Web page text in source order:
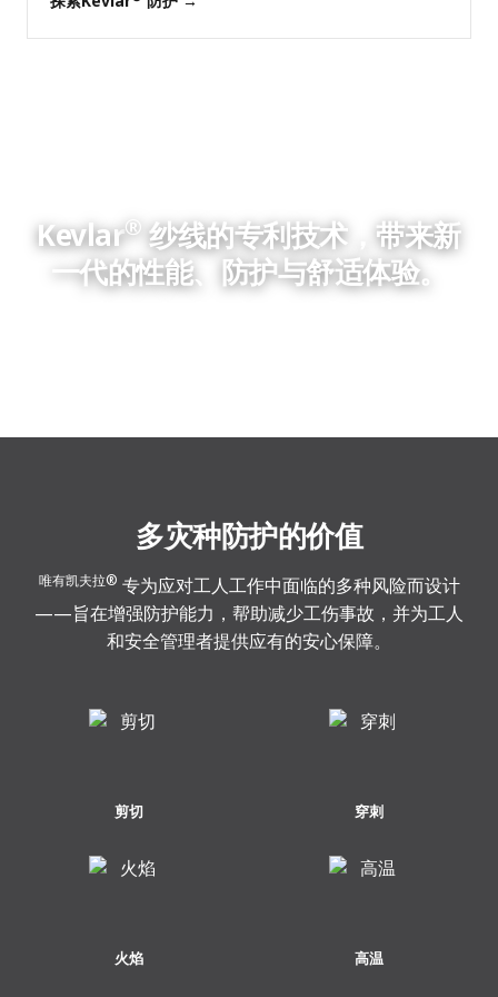
Kevlar® 纱线的专利技术，带来新
一代的性能、防护与舒适体验。
多灾种防护的价值
唯有凯夫拉® 专为应对工人工作中面临的多种风险而设计
——旨在增强防护能力，帮助减少工伤事故，并为工人
和安全管理者提供应有的安心保障。
剪切 穿刺
火焰 高温